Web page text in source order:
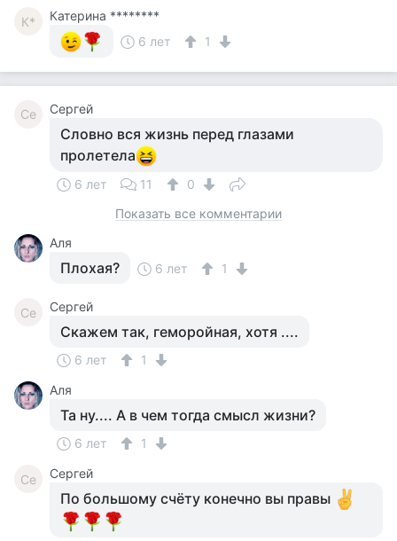
К*
Катерина ********
6 лет
1
Се Сергей
Словно вся жизнь перед глазами
пролетела
6 лет 11
0
Показать все комментарии
Аля
Плохая? 6 лет 1
Се Сергей
Скажем так, геморойная, хотя ....
6 лет
1
Аля
Та ну.... А в чем тогда смысл жизни?
6 лет 1
Се Сергей
По большому счёту конечно вы правы